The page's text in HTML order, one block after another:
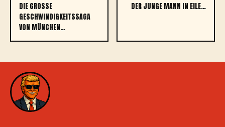
DIE GROSSE G
ESCHWINDIGKEITSSAGA V
ON MÜNCHEN…
DER JUNGE MANN IN EILE…